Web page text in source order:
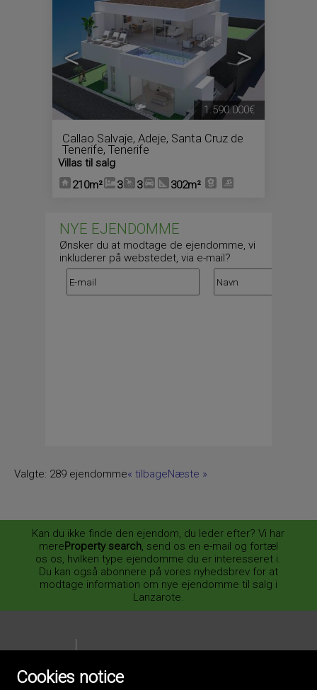
< >
Callao Salvaje, Adeje, Santa Cruz de
Tenerife, Tenerife
Villas til salg
210m²
3 3 302m²
1.590.000€
NYE EJENDOMME
Ønsker du at modtage de ejendomme, vi
inkluderer på webstedet, via e-mail?
Valgte: 289 ejendomme« tilbageNæste »
Kan du ikke finde den ejendom, du leder efter? Vi har
mereProperty search, send os en e-mail og fortæl
os os, hvilken type ejendomme du er interesseret i.
Du kan også abonnere på vores nyhedsbrev for at
modtage information om nye ejendomme til salg i
Lanzarote.
Cookies notice